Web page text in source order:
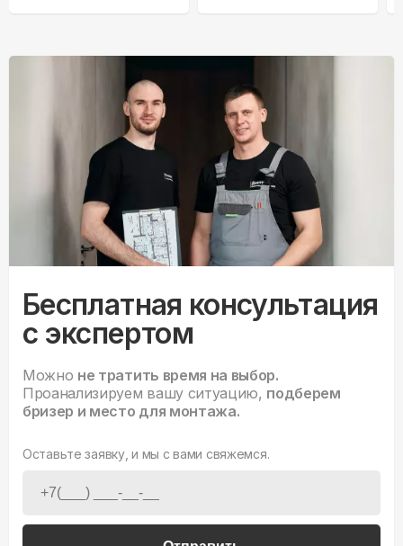
Бесплатная консультация
с экспертом
Можно не тратить время на выбор.
Проанализируем вашу ситуацию, подберем
бризер и место для монтажа.
Оставьте заявку, и мы с вами свяжемся.